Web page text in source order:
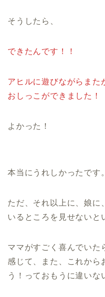
そうしたら、
できたんです！！
アヒルに遊びながらまた
おしっこができました！
よかった！
本当にうれしかったです。
ただ、それ以上に、娘に
いるところを見せないと
ママがすごく喜んでいた
感じて、また、これから
う！っておもうに違いな